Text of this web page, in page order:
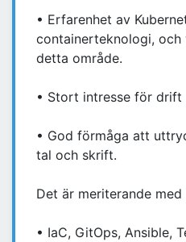
• Erfarenhet av
containerteknologi, och
detta område.
• Stort intresse för drift
• God förmåga att
tal och skrift.
Det är meriterande
• IaC, GitOps, Ansible,